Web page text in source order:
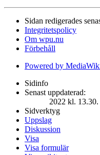
Sidan redigerades
Integritetspolicy
Om wpu.nu
Förbehåll
Powered by
Sidinfo
Senast uppdaterad:
2022 kl. 13.30.
Sidverktyg
Uppslag
Diskussion
Visa
Visa formulär